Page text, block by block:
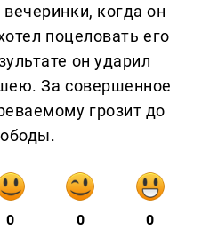
когда он
поцеловать его
он ударил
За совершенное
грозит до
0 0 0